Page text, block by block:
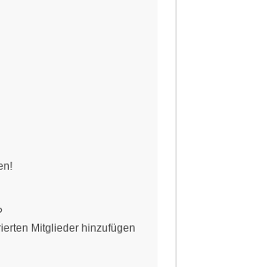
Mitglieder hinzufügen